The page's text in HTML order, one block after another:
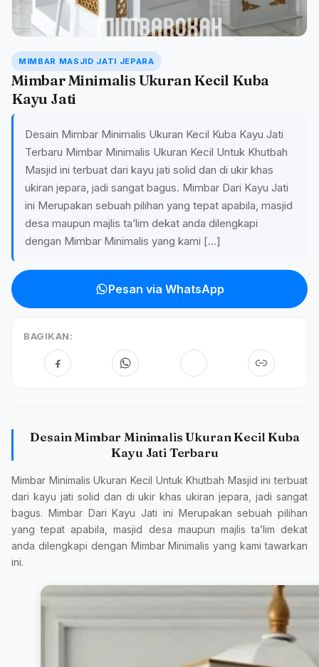
MIMBAR MASJID JATI JEPARA
Mimbar Minimalis Ukuran Kecil Kuba
Kayu Jati
Desain Mimbar Minimalis Ukuran Kecil Kuba Kayu Jati
Terbaru Mimbar Minimalis Ukuran Kecil Untuk Khutbah
Masjid ini terbuat dari kayu jati solid dan di ukir khas
ukiran jepara, jadi sangat bagus. Mimbar Dari Kayu Jati
ini Merupakan sebuah pilihan yang tepat apabila, masjid
desa maupun majlis ta’lim dekat anda dilengkapi
dengan Mimbar Minimalis yang kami […]
Pesan via WhatsApp
BAGIKAN:
Desain Mimbar Minimalis Ukuran Kecil Kuba
Kayu Jati Terbaru
Mimbar Minimalis Ukuran Kecil Untuk Khutbah Masjid ini terbuat
dari kayu jati solid dan di ukir khas ukiran jepara, jadi sangat
bagus. Mimbar Dari Kayu Jati ini Merupakan sebuah pilihan
yang tepat apabila, masjid desa maupun majlis ta’lim dekat
anda dilengkapi dengan Mimbar Minimalis yang kami tawarkan
ini.